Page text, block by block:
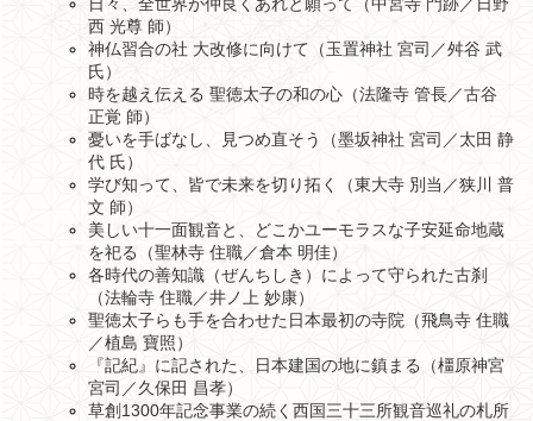
西 光尊 師）
神仏習合の社 大改修に向けて（玉置神社 宮司／舛谷 武
氏）
時を越え伝える 聖徳太子の和の心（法隆寺 管長／古谷
正覚 師）
憂いを手ばなし、見つめ直そう（墨坂神社 宮司／太田 静
代 氏）
学び知って、皆で未来を切り拓く（東大寺 別当／狭川 普
文 師）
美しい十一面観音と、どこかユーモラスな子安延命地蔵
を祀る（聖林寺 住職／倉本 明佳）
各時代の善知識（ぜんちしき）によって守られた古刹
（法輪寺 住職／井ノ上 妙康）
聖徳太子らも手を合わせた日本最初の寺院（飛鳥寺 住職
／植島 寶照）
『記紀』に記された、日本建国の地に鎮まる（橿原神宮
宮司／久保田 昌孝）
草創1300年記念事業の続く西国三十三所観音巡礼の札所